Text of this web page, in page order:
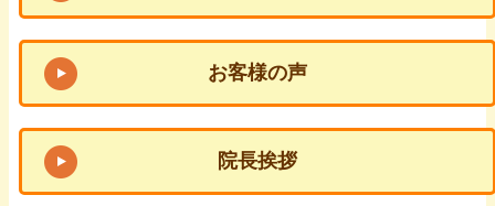
お客様の声
院長挨拶